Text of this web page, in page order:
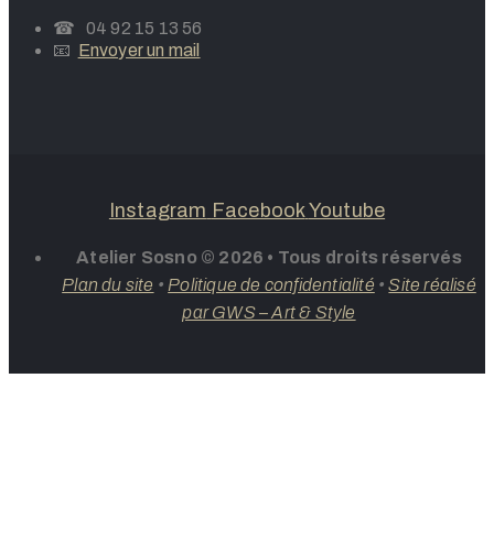
☎ 04 92 15 13 56
📧 Envoyer un mail
Instagram FacebookYoutube
Atelier Sosno © 2026 • Tous droits réservés
Plan du site • Politique de confidentialité •Site réalisé
par GWS – Art & Style